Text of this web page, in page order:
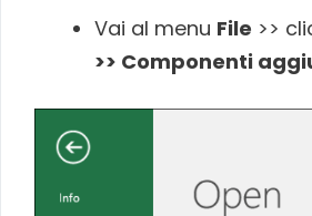
Vai al menu File >>
>> Componenti